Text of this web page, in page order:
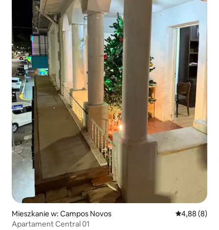
Mieszkanie w: Campos Novos Średnia
4,88 (8)
Apartament Central 01